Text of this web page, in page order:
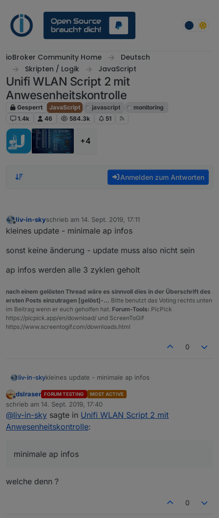
ioBroker Community Home
Deutsch
Skripten / Logik
JavaScript
Unifi WLAN Script 2 mit
Anwesenheitskontrolle
Gesperrt JavaScript javascript
monitoring
1.4k
46 584.3k 51
+4
Anmelden zum Antworten
Offline
liv-in-skyschrieb am 14. Sept. 2019, 17:11
zuletzt editiert von
kleines update - minimale ap infos
sonst keine änderung - update muss also nicht sein
ap infos werden alle 3 zyklen geholt
nach einem gelösten Thread wäre es sinnvoll dies in der Überschrift des
ersten Posts einzutragen [gelöst]-... Bitte benutzt das Voting rechts unten
im Beitrag wenn er euch geholfen hat. Forum-Tools: PicPick
https://picpick.app/en/download/ und ScreenToGif
https://www.screentogif.com/downloads.html
0
liv-in-skykleines update - minimale ap infos
sonst keine änderung - update muss also nicht sein
ap infos werden alle 3 zyklen geholt
Offline
dslraser FORUM TESTING MOST ACTIVE
schrieb am 14. Sept. 2019, 17:40
zuletzt editiert von
@liv-in-sky sagte in Unifi WLAN Script 2 mit
Anwesenheitskontrolle:
minimale ap infos
welche denn ?
0